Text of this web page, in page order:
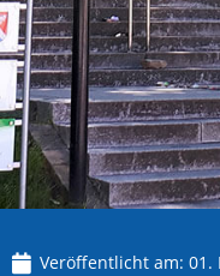
Veröffentlicht am: 01.